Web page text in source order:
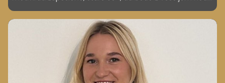
na delo in ostali ključni del vašega podjetja.